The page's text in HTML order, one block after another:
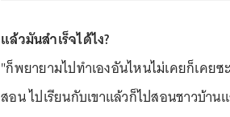
แล้วมันสำเร็จได้ไง?
"ก็พยายามไปทำเองอันไหนไม่เคยก็เค
สอน ไปเรียนกับเขาแล้วก็ไปสอนชาวบ้า